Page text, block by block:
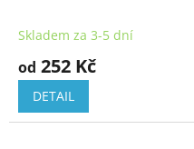
Skladem za 3-5 dní
od 252 Kč
DETAIL